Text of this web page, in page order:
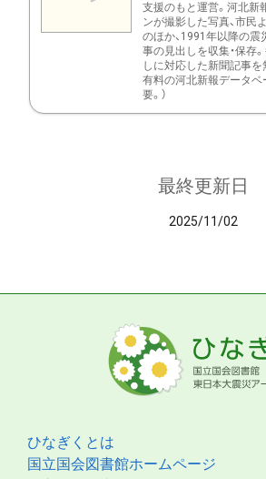
支援のもと運営。河北新
ンが撮影した写真、市民
のほか、1991年以降の
事の見出しを収集・保存
しに対応した新聞記事を
有料の河北新報データ
要。）
最終更新日
2025/11/02
ひなぎくとは
国立国会図書館ホームページ